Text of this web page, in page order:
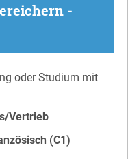
-
oder Studium mit
Vertrieb
(C1)